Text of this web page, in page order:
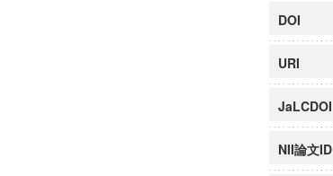
DOI
URI
JaLCDOI
NII論文ID